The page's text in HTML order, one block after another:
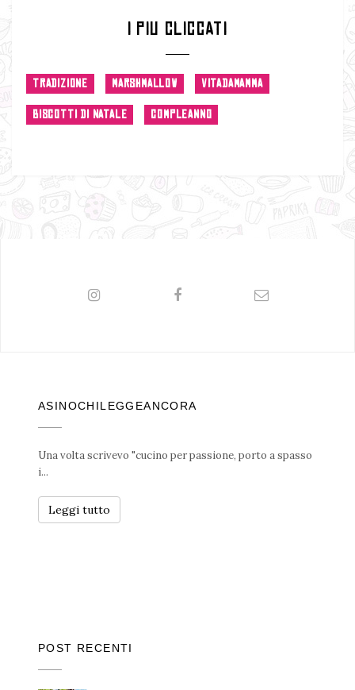
I PIU CLICCATI
TRADIZIONE MARSHMALLOW VITADAMAMMA
BISCOTTI DI NATALE COMPLEANNO
ASINOCHILEGGEANCORA
Una volta scrivevo "cucino per passione, porto a spasso
i...
Leggi tutto
POST RECENTI